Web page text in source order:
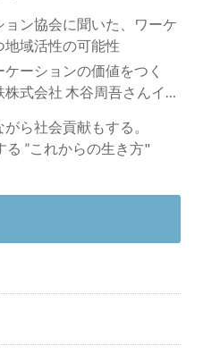
ョン協会に聞いた、ワーケ
地域活性の可能性
ーションの価値をつく
式会社 木谷周吾さんイン
ら社会貢献もする。
る ”これからの生き方"